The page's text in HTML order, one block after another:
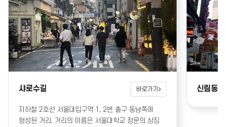
샤로수길 바로가기
지하철 2호선 서울대입구역 1, 2번 출구 동남쪽에
형성된 거리. 거리의 이름은 서울대학교 정문의 상징
신림동